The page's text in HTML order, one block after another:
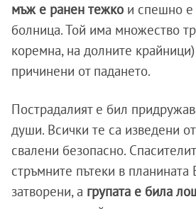
мъж е ранен тежко и спешно е
болница. Той има множество
коремна, на долните
причинени от падането.
Пострадалият е бил
души. Всички те са изведени
свалени безопасно.
стръмните пътеки в
затворени, а групата е била